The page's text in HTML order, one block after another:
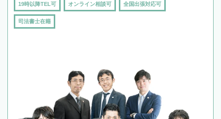
19時以降TEL可 オンライン相談可 全国出張対応可
司法書士在籍